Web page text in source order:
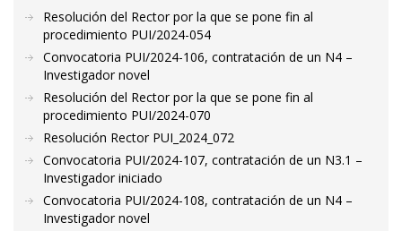
Resolución del Rector por la que se pone fin al
procedimiento PUI/2024-054
Convocatoria PUI/2024-106, contratación de un N4 –
Investigador novel
Resolución del Rector por la que se pone fin al
procedimiento PUI/2024-070
Resolución Rector PUI_2024_072
Convocatoria PUI/2024-107, contratación de un N3.1 –
Investigador iniciado
Convocatoria PUI/2024-108, contratación de un N4 –
Investigador novel